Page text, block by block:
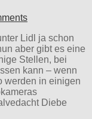
Lidl ja schon
aber gibt es eine
Stellen, bei
kann – wenn
werden in einigen
Diebe